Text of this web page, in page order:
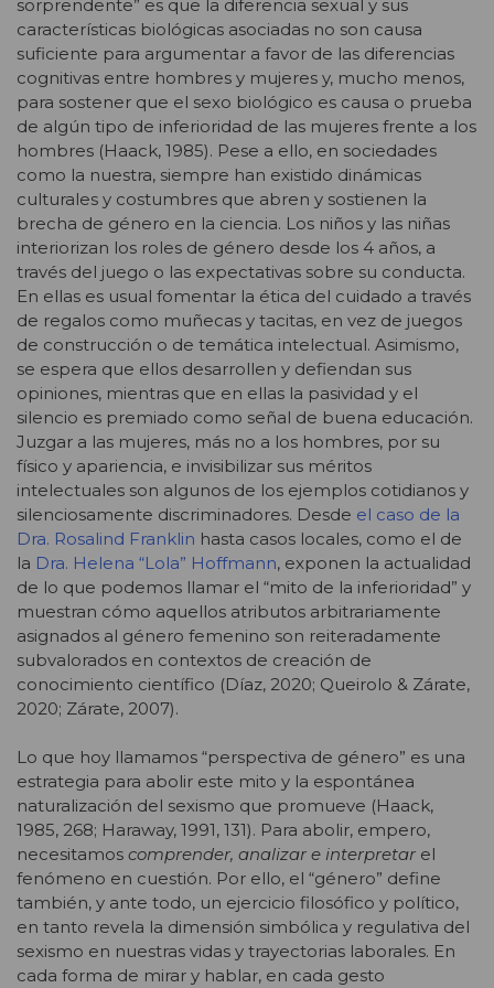
sorprendente” es que la diferencia sexual y sus
características biológicas asociadas no son causa
suficiente para argumentar a favor de las diferencias
cognitivas entre hombres y mujeres y, mucho menos,
para sostener que el sexo biológico es causa o prueba
de algún tipo de inferioridad de las mujeres frente a los
hombres (Haack, 1985). Pese a ello, en sociedades
como la nuestra, siempre han existido dinámicas
culturales y costumbres que abren y sostienen la
brecha de género en la ciencia. Los niños y las niñas
interiorizan los roles de género desde los 4 años, a
través del juego o las expectativas sobre su conducta.
En ellas es usual fomentar la ética del cuidado a través
de regalos como muñecas y tacitas, en vez de juegos
de construcción o de temática intelectual. Asimismo,
se espera que ellos desarrollen y defiendan sus
opiniones, mientras que en ellas la pasividad y el
silencio es premiado como señal de buena educación.
Juzgar a las mujeres, más no a los hombres, por su
físico y apariencia, e invisibilizar sus méritos
intelectuales son algunos de los ejemplos cotidianos y
silenciosamente discriminadores. Desde el caso de la
Dra. Rosalind Franklin hasta casos locales, como el de
la Dra. Helena “Lola” Hoffmann, exponen la actualidad
de lo que podemos llamar el “mito de la inferioridad” y
muestran cómo aquellos atributos arbitrariamente
asignados al género femenino son reiteradamente
subvalorados en contextos de creación de
conocimiento científico (Díaz, 2020; Queirolo & Zárate,
2020; Zárate, 2007).
Lo que hoy llamamos “perspectiva de género” es una
estrategia para abolir este mito y la espontánea
naturalización del sexismo que promueve (Haack,
1985, 268; Haraway, 1991, 131). Para abolir, empero,
necesitamos comprender, analizar e interpretar el
fenómeno en cuestión. Por ello, el “género” define
también, y ante todo, un ejercicio filosófico y político,
en tanto revela la dimensión simbólica y regulativa del
sexismo en nuestras vidas y trayectorias laborales. En
cada forma de mirar y hablar, en cada gesto